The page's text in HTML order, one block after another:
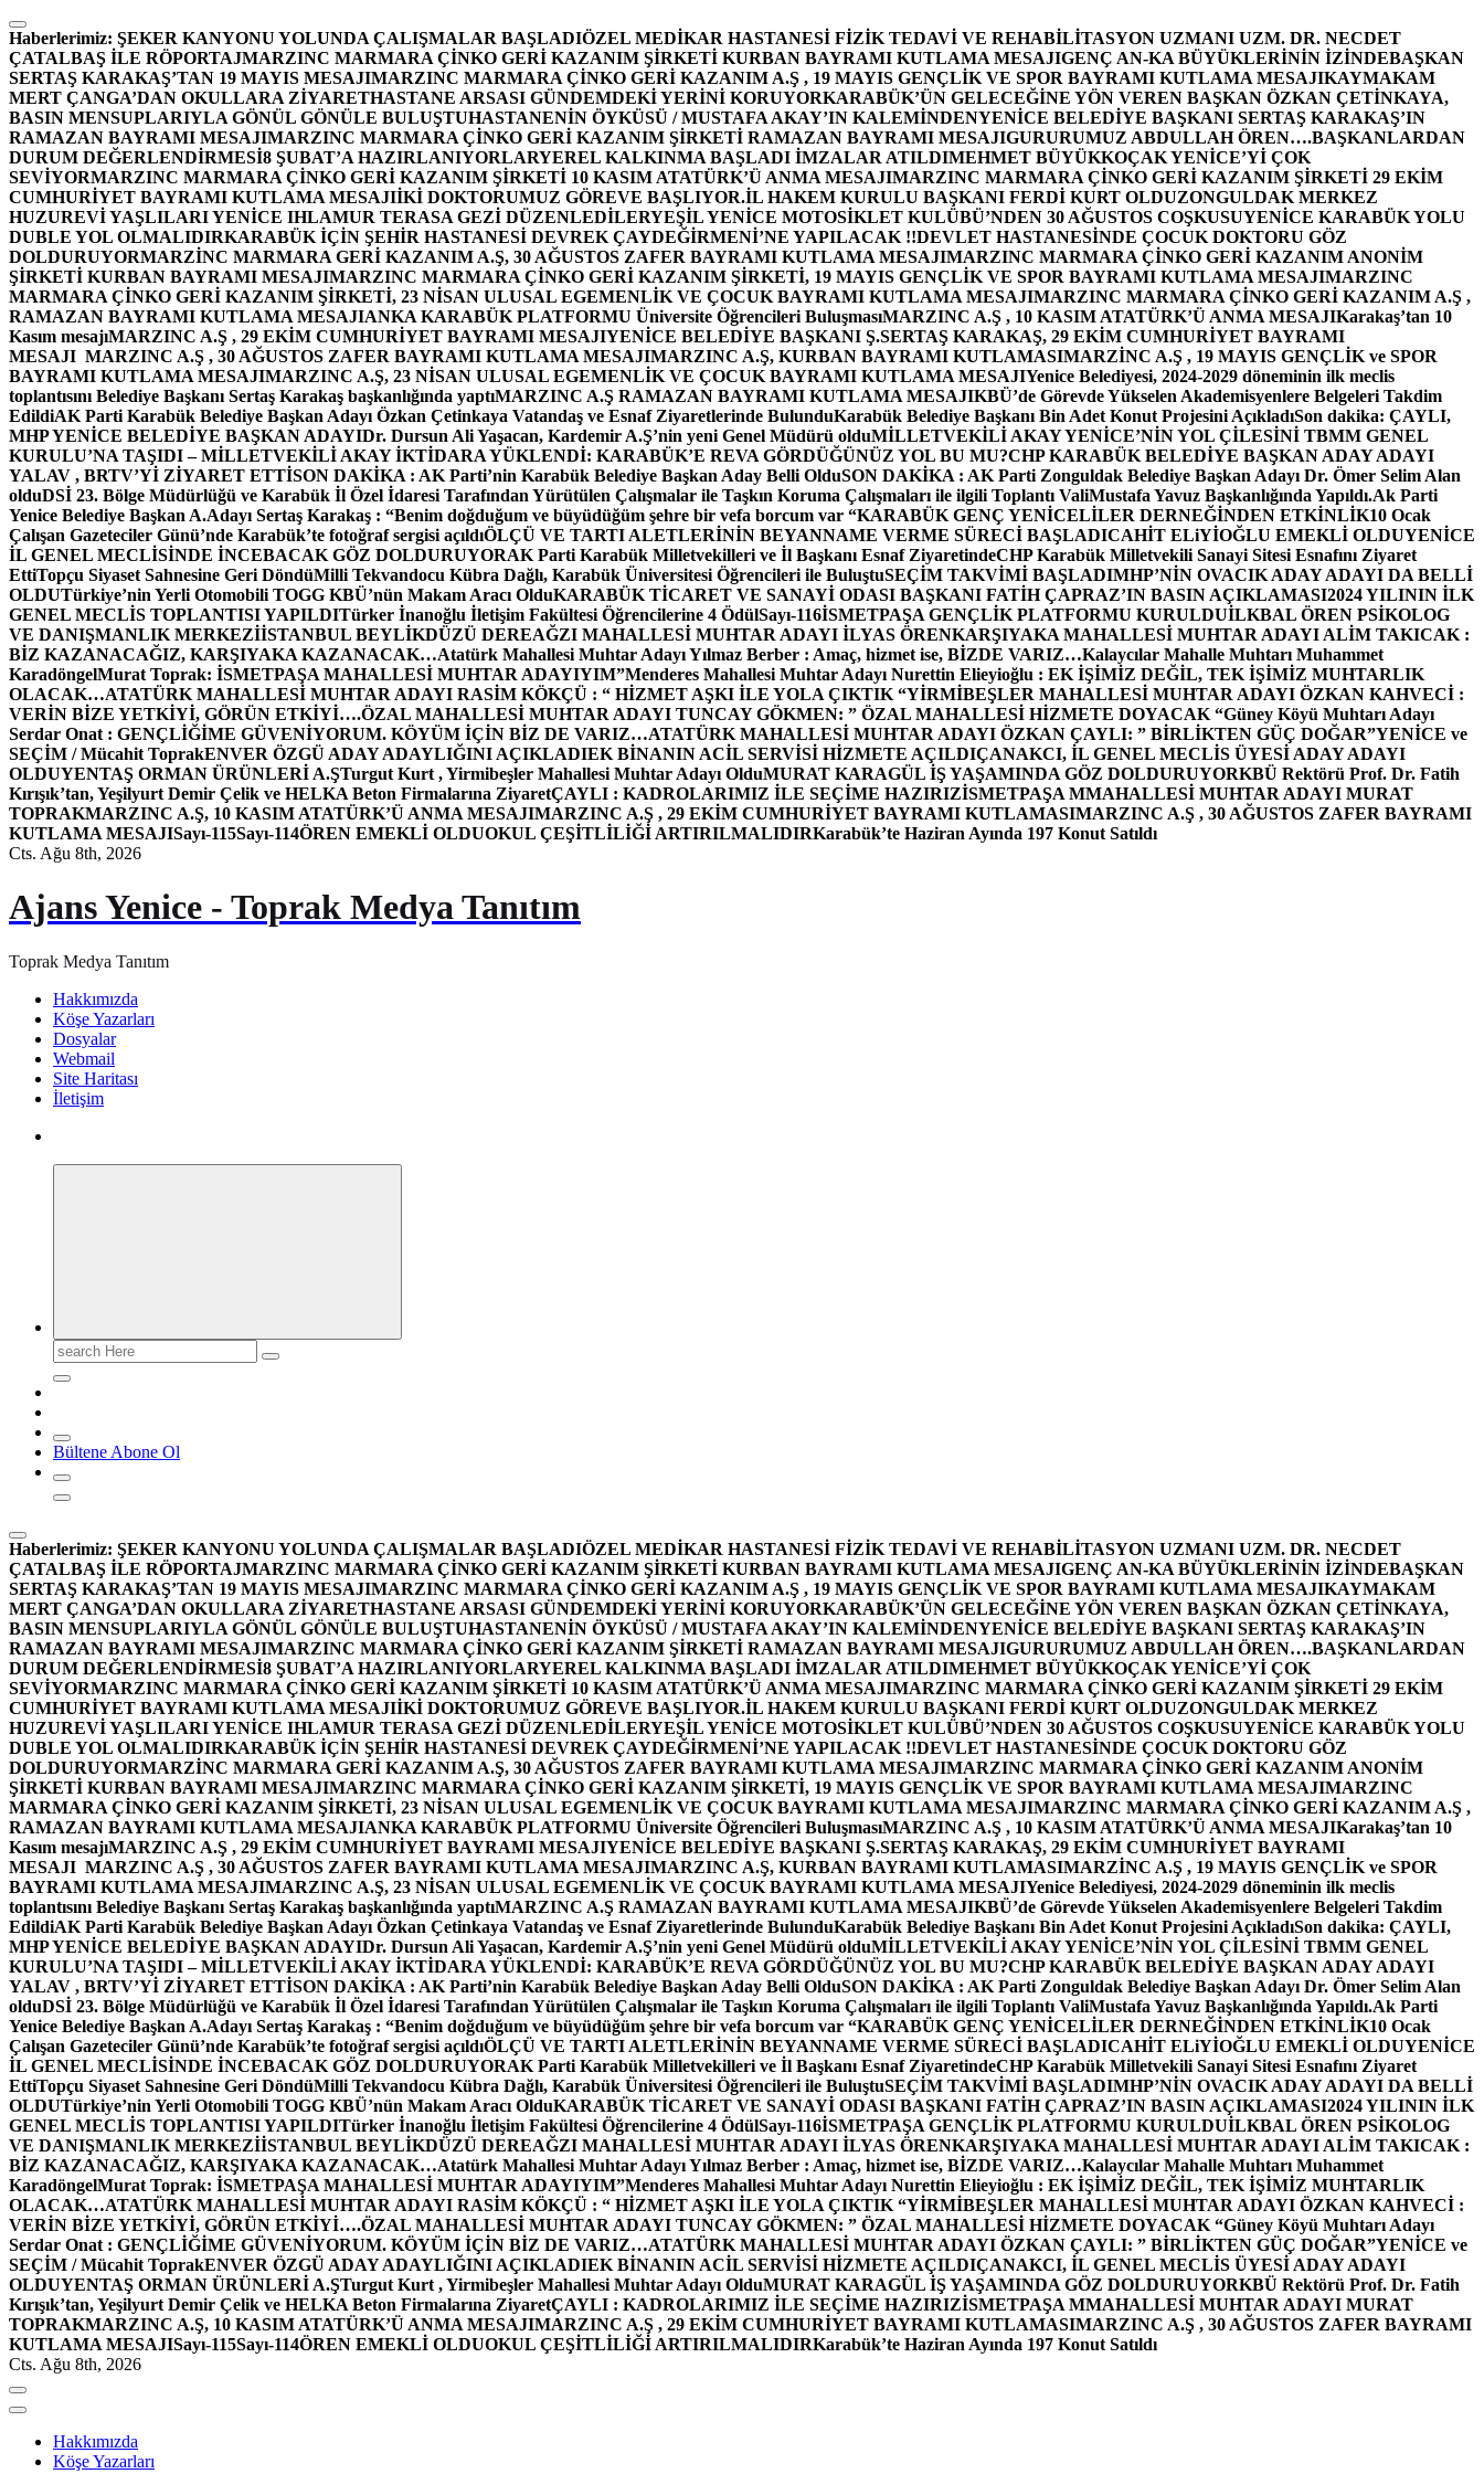
İçeriğe
atla
Haberlerimiz: ŞEKER KANYONU YOLUNDA ÇALIŞMALAR BAŞLADIÖZEL MEDİKAR HASTANESİ FİZİK TEDAVİ VE REHABİLİTASYON UZMANI UZM. DR. NECDET
ÇATALBAŞ İLE RÖPORTAJMARZINC MARMARA ÇİNKO GERİ KAZANIM ŞİRKETİ KURBAN BAYRAMI KUTLAMA MESAJIGENÇ AN-KA BÜYÜKLERİNİN İZİNDEBAŞKAN
SERTAŞ KARAKAŞ’TAN 19 MAYIS MESAJIMARZINC MARMARA ÇİNKO GERİ KAZANIM A.Ş , 19 MAYIS GENÇLİK VE SPOR BAYRAMI KUTLAMA MESAJIKAYMAKAM
MERT ÇANGA’DAN OKULLARA ZİYARETHASTANE ARSASI GÜNDEMDEKİ YERİNİ KORUYORKARABÜK’ÜN GELECEĞİNE YÖN VEREN BAŞKAN ÖZKAN ÇETİNKAYA,
BASIN MENSUPLARIYLA GÖNÜL GÖNÜLE BULUŞTUHASTANENİN ÖYKÜSÜ / MUSTAFA AKAY’IN KALEMİNDENYENİCE BELEDİYE BAŞKANI SERTAŞ KARAKAŞ’IN
RAMAZAN BAYRAMI MESAJIMARZINC MARMARA ÇİNKO GERİ KAZANIM ŞİRKETİ RAMAZAN BAYRAMI MESAJIGURURUMUZ ABDULLAH ÖREN….BAŞKANLARDAN
DURUM DEĞERLENDİRMESİ8 ŞUBAT’A HAZIRLANIYORLARYEREL KALKINMA BAŞLADI İMZALAR ATILDIMEHMET BÜYÜKKOÇAK YENİCE’Yİ ÇOK
SEVİYORMARZINC MARMARA ÇİNKO GERİ KAZANIM ŞİRKETİ 10 KASIM ATATÜRK’Ü ANMA MESAJIMARZINC MARMARA ÇİNKO GERİ KAZANIM ŞİRKETİ 29 EKİM
CUMHURİYET BAYRAMI KUTLAMA MESAJIİKİ DOKTORUMUZ GÖREVE BAŞLIYOR.İL HAKEM KURULU BAŞKANI FERDİ KURT OLDUZONGULDAK MERKEZ
HUZUREVİ YAŞLILARI YENİCE IHLAMUR TERASA GEZİ DÜZENLEDİLERYEŞİL YENİCE MOTOSİKLET KULÜBÜ’NDEN 30 AĞUSTOS COŞKUSUYENİCE KARABÜK YOLU
DUBLE YOL OLMALIDIRKARABÜK İÇİN ŞEHİR HASTANESİ DEVREK ÇAYDEĞİRMENİ’NE YAPILACAK !!DEVLET HASTANESİNDE ÇOCUK DOKTORU GÖZ
DOLDURUYORMARZİNC MARMARA GERİ KAZANIM A.Ş, 30 AĞUSTOS ZAFER BAYRAMI KUTLAMA MESAJIMARZINC MARMARA ÇİNKO GERİ KAZANIM ANONİM
ŞİRKETİ KURBAN BAYRAMI MESAJIMARZINC MARMARA ÇİNKO GERİ KAZANIM ŞİRKETİ, 19 MAYIS GENÇLİK VE SPOR BAYRAMI KUTLAMA MESAJIMARZINC
MARMARA ÇİNKO GERİ KAZANIM ŞİRKETİ, 23 NİSAN ULUSAL EGEMENLİK VE ÇOCUK BAYRAMI KUTLAMA MESAJIMARZINC MARMARA ÇİNKO GERİ KAZANIM A.Ş ,
RAMAZAN BAYRAMI KUTLAMA MESAJIANKA KARABÜK PLATFORMU Üniversite Öğrencileri BuluşmasıMARZINC A.Ş , 10 KASIM ATATÜRK’Ü ANMA MESAJIKarakaş’tan 10
Kasım mesajıMARZINC A.Ş , 29 EKİM CUMHURİYET BAYRAMI MESAJIYENİCE BELEDİYE BAŞKANI Ş.SERTAŞ KARAKAŞ, 29 EKİM CUMHURİYET BAYRAMI
MESAJI MARZINC A.Ş , 30 AĞUSTOS ZAFER BAYRAMI KUTLAMA MESAJIMARZINC A.Ş, KURBAN BAYRAMI KUTLAMASIMARZİNC A.Ş , 19 MAYIS GENÇLİK ve SPOR
BAYRAMI KUTLAMA MESAJIMARZINC A.Ş, 23 NİSAN ULUSAL EGEMENLİK VE ÇOCUK BAYRAMI KUTLAMA MESAJIYenice Belediyesi, 2024-2029 döneminin ilk meclis
toplantısını Belediye Başkanı Sertaş Karakaş başkanlığında yaptıMARZINC A.Ş RAMAZAN BAYRAMI KUTLAMA MESAJIKBÜ’de Görevde Yükselen Akademisyenlere Belgeleri Takdim
EdildiAK Parti Karabük Belediye Başkan Adayı Özkan Çetinkaya Vatandaş ve Esnaf Ziyaretlerinde BulunduKarabük Belediye Başkanı Bin Adet Konut Projesini AçıkladıSon dakika: ÇAYLI,
MHP YENİCE BELEDİYE BAŞKAN ADAYIDr. Dursun Ali Yaşacan, Kardemir A.Ş’nin yeni Genel Müdürü olduMİLLETVEKİLİ AKAY YENİCE’NİN YOL ÇİLESİNİ TBMM GENEL
KURULU’NA TAŞIDI – MİLLETVEKİLİ AKAY İKTİDARA YÜKLENDİ: KARABÜK’E REVA GÖRDÜĞÜNÜZ YOL BU MU?CHP KARABÜK BELEDİYE BAŞKAN ADAY ADAYI
YALAV , BRTV’Yİ ZİYARET ETTİSON DAKİKA : AK Parti’nin Karabük Belediye Başkan Aday Belli OlduSON DAKİKA : AK Parti Zonguldak Belediye Başkan Adayı Dr. Ömer Selim Alan
olduDSİ 23. Bölge Müdürlüğü ve Karabük İl Özel İdaresi Tarafından Yürütülen Çalışmalar ile Taşkın Koruma Çalışmaları ile ilgili Toplantı ValiMustafa Yavuz Başkanlığında Yapıldı.Ak Parti
Yenice Belediye Başkan A.Adayı Sertaş Karakaş : “Benim doğduğum ve büyüdüğüm şehre bir vefa borcum var “KARABÜK GENÇ YENİCELİLER DERNEĞİNDEN ETKİNLİK10 Ocak
Çalışan Gazeteciler Günü’nde Karabük’te fotoğraf sergisi açıldıÖLÇÜ VE TARTI ALETLERİNİN BEYANNAME VERME SÜRECİ BAŞLADICAHİT ELiYİOĞLU EMEKLİ OLDUYENİCE
İL GENEL MECLİSİNDE İNCEBACAK GÖZ DOLDURUYORAK Parti Karabük Milletvekilleri ve İl Başkanı Esnaf ZiyaretindeCHP Karabük Milletvekili Sanayi Sitesi Esnafını Ziyaret
EttiTopçu Siyaset Sahnesine Geri DöndüMilli Tekvandocu Kübra Dağlı, Karabük Üniversitesi Öğrencileri ile BuluştuSEÇİM TAKVİMİ BAŞLADIMHP’NİN OVACIK ADAY ADAYI DA BELLİ
OLDUTürkiye’nin Yerli Otomobili TOGG KBÜ’nün Makam Aracı OlduKARABÜK TİCARET VE SANAYİ ODASI BAŞKANI FATİH ÇAPRAZ’IN BASIN AÇIKLAMASI2024 YILININ İLK
GENEL MECLİS TOPLANTISI YAPILDITürker İnanoğlu İletişim Fakültesi Öğrencilerine 4 ÖdülSayı-116İSMETPAŞA GENÇLİK PLATFORMU KURULDUİLKBAL ÖREN PSİKOLOG
VE DANIŞMANLIK MERKEZİİSTANBUL BEYLİKDÜZÜ DEREAĞZI MAHALLESİ MUHTAR ADAYI İLYAS ÖRENKARŞIYAKA MAHALLESİ MUHTAR ADAYI ALİM TAKICAK :
BİZ KAZANACAĞIZ, KARŞIYAKA KAZANACAK…Atatürk Mahallesi Muhtar Adayı Yılmaz Berber : Amaç, hizmet ise, BİZDE VARIZ…Kalaycılar Mahalle Muhtarı Muhammet
KaradöngelMurat Toprak: İSMETPAŞA MAHALLESİ MUHTAR ADAYIYIM”Menderes Mahallesi Muhtar Adayı Nurettin Elieyioğlu : EK İŞİMİZ DEĞİL, TEK İŞİMİZ MUHTARLIK
OLACAK…ATATÜRK MAHALLESİ MUHTAR ADAYI RASİM KÖKÇÜ : “ HİZMET AŞKI İLE YOLA ÇIKTIK “YİRMİBEŞLER MAHALLESİ MUHTAR ADAYI ÖZKAN KAHVECİ :
VERİN BİZE YETKİYİ, GÖRÜN ETKİYİ….ÖZAL MAHALLESİ MUHTAR ADAYI TUNCAY GÖKMEN: ” ÖZAL MAHALLESİ HİZMETE DOYACAK “Güney Köyü Muhtarı Adayı
Serdar Onat : GENÇLİĞİME GÜVENİYORUM. KÖYÜM İÇİN BİZ DE VARIZ…ATATÜRK MAHALLESİ MUHTAR ADAYI ÖZKAN ÇAYLI: ” BİRLİKTEN GÜÇ DOĞAR”YENİCE ve
SEÇİM / Mücahit ToprakENVER ÖZGÜ ADAY ADAYLIĞINI AÇIKLADIEK BİNANIN ACİL SERVİSİ HİZMETE AÇILDIÇANAKCI, İL GENEL MECLİS ÜYESİ ADAY ADAYI
OLDUYENTAŞ ORMAN ÜRÜNLERİ A.ŞTurgut Kurt , Yirmibeşler Mahallesi Muhtar Adayı OlduMURAT KARAGÜL İŞ YAŞAMINDA GÖZ DOLDURUYORKBÜ Rektörü Prof. Dr. Fatih
Kırışık’tan, Yeşilyurt Demir Çelik ve HELKA Beton Firmalarına ZiyaretÇAYLI : KADROLARIMIZ İLE SEÇİME HAZIRIZİSMETPAŞA MMAHALLESİ MUHTAR ADAYI MURAT
TOPRAKMARZINC A.Ş, 10 KASIM ATATÜRK’Ü ANMA MESAJIMARZINC A.Ş , 29 EKİM CUMHURİYET BAYRAMI KUTLAMASIMARZINC A.Ş , 30 AĞUSTOS ZAFER BAYRAMI
KUTLAMA MESAJISayı-115Sayı-114ÖREN EMEKLİ OLDUOKUL ÇEŞİTLİLİĞİ ARTIRILMALIDIRKarabük’te Haziran Ayında 197 Konut Satıldı
Cts. Ağu 8th, 2026
Ajans Yenice - Toprak Medya Tanıtım
Toprak Medya Tanıtım
Hakkımızda
Köşe Yazarları
Dosyalar
Webmail
Site Haritası
İletişim
Search
for:
Bültene Abone Ol
Haberlerimiz: ŞEKER KANYONU YOLUNDA ÇALIŞMALAR BAŞLADIÖZEL MEDİKAR HASTANESİ FİZİK TEDAVİ VE REHABİLİTASYON UZMANI UZM. DR. NECDET
ÇATALBAŞ İLE RÖPORTAJMARZINC MARMARA ÇİNKO GERİ KAZANIM ŞİRKETİ KURBAN BAYRAMI KUTLAMA MESAJIGENÇ AN-KA BÜYÜKLERİNİN İZİNDEBAŞKAN
SERTAŞ KARAKAŞ’TAN 19 MAYIS MESAJIMARZINC MARMARA ÇİNKO GERİ KAZANIM A.Ş , 19 MAYIS GENÇLİK VE SPOR BAYRAMI KUTLAMA MESAJIKAYMAKAM
MERT ÇANGA’DAN OKULLARA ZİYARETHASTANE ARSASI GÜNDEMDEKİ YERİNİ KORUYORKARABÜK’ÜN GELECEĞİNE YÖN VEREN BAŞKAN ÖZKAN ÇETİNKAYA,
BASIN MENSUPLARIYLA GÖNÜL GÖNÜLE BULUŞTUHASTANENİN ÖYKÜSÜ / MUSTAFA AKAY’IN KALEMİNDENYENİCE BELEDİYE BAŞKANI SERTAŞ KARAKAŞ’IN
RAMAZAN BAYRAMI MESAJIMARZINC MARMARA ÇİNKO GERİ KAZANIM ŞİRKETİ RAMAZAN BAYRAMI MESAJIGURURUMUZ ABDULLAH ÖREN….BAŞKANLARDAN
DURUM DEĞERLENDİRMESİ8 ŞUBAT’A HAZIRLANIYORLARYEREL KALKINMA BAŞLADI İMZALAR ATILDIMEHMET BÜYÜKKOÇAK YENİCE’Yİ ÇOK
SEVİYORMARZINC MARMARA ÇİNKO GERİ KAZANIM ŞİRKETİ 10 KASIM ATATÜRK’Ü ANMA MESAJIMARZINC MARMARA ÇİNKO GERİ KAZANIM ŞİRKETİ 29 EKİM
CUMHURİYET BAYRAMI KUTLAMA MESAJIİKİ DOKTORUMUZ GÖREVE BAŞLIYOR.İL HAKEM KURULU BAŞKANI FERDİ KURT OLDUZONGULDAK MERKEZ
HUZUREVİ YAŞLILARI YENİCE IHLAMUR TERASA GEZİ DÜZENLEDİLERYEŞİL YENİCE MOTOSİKLET KULÜBÜ’NDEN 30 AĞUSTOS COŞKUSUYENİCE KARABÜK YOLU
DUBLE YOL OLMALIDIRKARABÜK İÇİN ŞEHİR HASTANESİ DEVREK ÇAYDEĞİRMENİ’NE YAPILACAK !!DEVLET HASTANESİNDE ÇOCUK DOKTORU GÖZ
DOLDURUYORMARZİNC MARMARA GERİ KAZANIM A.Ş, 30 AĞUSTOS ZAFER BAYRAMI KUTLAMA MESAJIMARZINC MARMARA ÇİNKO GERİ KAZANIM ANONİM
ŞİRKETİ KURBAN BAYRAMI MESAJIMARZINC MARMARA ÇİNKO GERİ KAZANIM ŞİRKETİ, 19 MAYIS GENÇLİK VE SPOR BAYRAMI KUTLAMA MESAJIMARZINC
MARMARA ÇİNKO GERİ KAZANIM ŞİRKETİ, 23 NİSAN ULUSAL EGEMENLİK VE ÇOCUK BAYRAMI KUTLAMA MESAJIMARZINC MARMARA ÇİNKO GERİ KAZANIM A.Ş ,
RAMAZAN BAYRAMI KUTLAMA MESAJIANKA KARABÜK PLATFORMU Üniversite Öğrencileri BuluşmasıMARZINC A.Ş , 10 KASIM ATATÜRK’Ü ANMA MESAJIKarakaş’tan 10
Kasım mesajıMARZINC A.Ş , 29 EKİM CUMHURİYET BAYRAMI MESAJIYENİCE BELEDİYE BAŞKANI Ş.SERTAŞ KARAKAŞ, 29 EKİM CUMHURİYET BAYRAMI
MESAJI MARZINC A.Ş , 30 AĞUSTOS ZAFER BAYRAMI KUTLAMA MESAJIMARZINC A.Ş, KURBAN BAYRAMI KUTLAMASIMARZİNC A.Ş , 19 MAYIS GENÇLİK ve SPOR
BAYRAMI KUTLAMA MESAJIMARZINC A.Ş, 23 NİSAN ULUSAL EGEMENLİK VE ÇOCUK BAYRAMI KUTLAMA MESAJIYenice Belediyesi, 2024-2029 döneminin ilk meclis
toplantısını Belediye Başkanı Sertaş Karakaş başkanlığında yaptıMARZINC A.Ş RAMAZAN BAYRAMI KUTLAMA MESAJIKBÜ’de Görevde Yükselen Akademisyenlere Belgeleri Takdim
EdildiAK Parti Karabük Belediye Başkan Adayı Özkan Çetinkaya Vatandaş ve Esnaf Ziyaretlerinde BulunduKarabük Belediye Başkanı Bin Adet Konut Projesini AçıkladıSon dakika: ÇAYLI,
MHP YENİCE BELEDİYE BAŞKAN ADAYIDr. Dursun Ali Yaşacan, Kardemir A.Ş’nin yeni Genel Müdürü olduMİLLETVEKİLİ AKAY YENİCE’NİN YOL ÇİLESİNİ TBMM GENEL
KURULU’NA TAŞIDI – MİLLETVEKİLİ AKAY İKTİDARA YÜKLENDİ: KARABÜK’E REVA GÖRDÜĞÜNÜZ YOL BU MU?CHP KARABÜK BELEDİYE BAŞKAN ADAY ADAYI
YALAV , BRTV’Yİ ZİYARET ETTİSON DAKİKA : AK Parti’nin Karabük Belediye Başkan Aday Belli OlduSON DAKİKA : AK Parti Zonguldak Belediye Başkan Adayı Dr. Ömer Selim Alan
olduDSİ 23. Bölge Müdürlüğü ve Karabük İl Özel İdaresi Tarafından Yürütülen Çalışmalar ile Taşkın Koruma Çalışmaları ile ilgili Toplantı ValiMustafa Yavuz Başkanlığında Yapıldı.Ak Parti
Yenice Belediye Başkan A.Adayı Sertaş Karakaş : “Benim doğduğum ve büyüdüğüm şehre bir vefa borcum var “KARABÜK GENÇ YENİCELİLER DERNEĞİNDEN ETKİNLİK10 Ocak
Çalışan Gazeteciler Günü’nde Karabük’te fotoğraf sergisi açıldıÖLÇÜ VE TARTI ALETLERİNİN BEYANNAME VERME SÜRECİ BAŞLADICAHİT ELiYİOĞLU EMEKLİ OLDUYENİCE
İL GENEL MECLİSİNDE İNCEBACAK GÖZ DOLDURUYORAK Parti Karabük Milletvekilleri ve İl Başkanı Esnaf ZiyaretindeCHP Karabük Milletvekili Sanayi Sitesi Esnafını Ziyaret
EttiTopçu Siyaset Sahnesine Geri DöndüMilli Tekvandocu Kübra Dağlı, Karabük Üniversitesi Öğrencileri ile BuluştuSEÇİM TAKVİMİ BAŞLADIMHP’NİN OVACIK ADAY ADAYI DA BELLİ
OLDUTürkiye’nin Yerli Otomobili TOGG KBÜ’nün Makam Aracı OlduKARABÜK TİCARET VE SANAYİ ODASI BAŞKANI FATİH ÇAPRAZ’IN BASIN AÇIKLAMASI2024 YILININ İLK
GENEL MECLİS TOPLANTISI YAPILDITürker İnanoğlu İletişim Fakültesi Öğrencilerine 4 ÖdülSayı-116İSMETPAŞA GENÇLİK PLATFORMU KURULDUİLKBAL ÖREN PSİKOLOG
VE DANIŞMANLIK MERKEZİİSTANBUL BEYLİKDÜZÜ DEREAĞZI MAHALLESİ MUHTAR ADAYI İLYAS ÖRENKARŞIYAKA MAHALLESİ MUHTAR ADAYI ALİM TAKICAK :
BİZ KAZANACAĞIZ, KARŞIYAKA KAZANACAK…Atatürk Mahallesi Muhtar Adayı Yılmaz Berber : Amaç, hizmet ise, BİZDE VARIZ…Kalaycılar Mahalle Muhtarı Muhammet
KaradöngelMurat Toprak: İSMETPAŞA MAHALLESİ MUHTAR ADAYIYIM”Menderes Mahallesi Muhtar Adayı Nurettin Elieyioğlu : EK İŞİMİZ DEĞİL, TEK İŞİMİZ MUHTARLIK
OLACAK…ATATÜRK MAHALLESİ MUHTAR ADAYI RASİM KÖKÇÜ : “ HİZMET AŞKI İLE YOLA ÇIKTIK “YİRMİBEŞLER MAHALLESİ MUHTAR ADAYI ÖZKAN KAHVECİ :
VERİN BİZE YETKİYİ, GÖRÜN ETKİYİ….ÖZAL MAHALLESİ MUHTAR ADAYI TUNCAY GÖKMEN: ” ÖZAL MAHALLESİ HİZMETE DOYACAK “Güney Köyü Muhtarı Adayı
Serdar Onat : GENÇLİĞİME GÜVENİYORUM. KÖYÜM İÇİN BİZ DE VARIZ…ATATÜRK MAHALLESİ MUHTAR ADAYI ÖZKAN ÇAYLI: ” BİRLİKTEN GÜÇ DOĞAR”YENİCE ve
SEÇİM / Mücahit ToprakENVER ÖZGÜ ADAY ADAYLIĞINI AÇIKLADIEK BİNANIN ACİL SERVİSİ HİZMETE AÇILDIÇANAKCI, İL GENEL MECLİS ÜYESİ ADAY ADAYI
OLDUYENTAŞ ORMAN ÜRÜNLERİ A.ŞTurgut Kurt , Yirmibeşler Mahallesi Muhtar Adayı OlduMURAT KARAGÜL İŞ YAŞAMINDA GÖZ DOLDURUYORKBÜ Rektörü Prof. Dr. Fatih
Kırışık’tan, Yeşilyurt Demir Çelik ve HELKA Beton Firmalarına ZiyaretÇAYLI : KADROLARIMIZ İLE SEÇİME HAZIRIZİSMETPAŞA MMAHALLESİ MUHTAR ADAYI MURAT
TOPRAKMARZINC A.Ş, 10 KASIM ATATÜRK’Ü ANMA MESAJIMARZINC A.Ş , 29 EKİM CUMHURİYET BAYRAMI KUTLAMASIMARZINC A.Ş , 30 AĞUSTOS ZAFER BAYRAMI
KUTLAMA MESAJISayı-115Sayı-114ÖREN EMEKLİ OLDUOKUL ÇEŞİTLİLİĞİ ARTIRILMALIDIRKarabük’te Haziran Ayında 197 Konut Satıldı
Cts. Ağu 8th, 2026
Hakkımızda
Köşe Yazarları